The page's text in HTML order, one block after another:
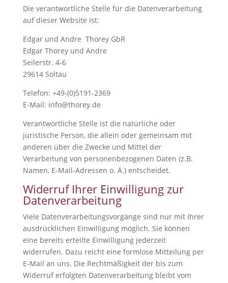
Die verantwortliche Stelle für die Datenverarbeitung
auf dieser Website ist:
Edgar und Andre Thorey GbR
Edgar Thorey und Andre
Seilerstr. 4-6
29614 Soltau
Telefon: +49-(0)5191-2369
E-Mail: info@thorey.de
Verantwortliche Stelle ist die natürliche oder
juristische Person, die allein oder gemeinsam mit
anderen über die Zwecke und Mittel der
Verarbeitung von personenbezogenen Daten (z.B.
Namen, E-Mail-Adressen o. Ä.) entscheidet.
Widerruf Ihrer Einwilligung zur
Datenverarbeitung
Viele Datenverarbeitungsvorgänge sind nur mit Ihrer
ausdrücklichen Einwilligung möglich. Sie können
eine bereits erteilte Einwilligung jederzeit
widerrufen. Dazu reicht eine formlose Mitteilung per
E-Mail an uns. Die Rechtmäßigkeit der bis zum
Widerruf erfolgten Datenverarbeitung bleibt vom